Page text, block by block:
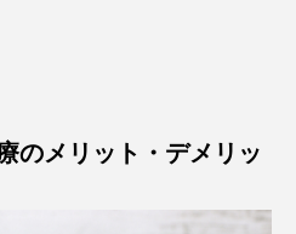
のメリット・デメリッ